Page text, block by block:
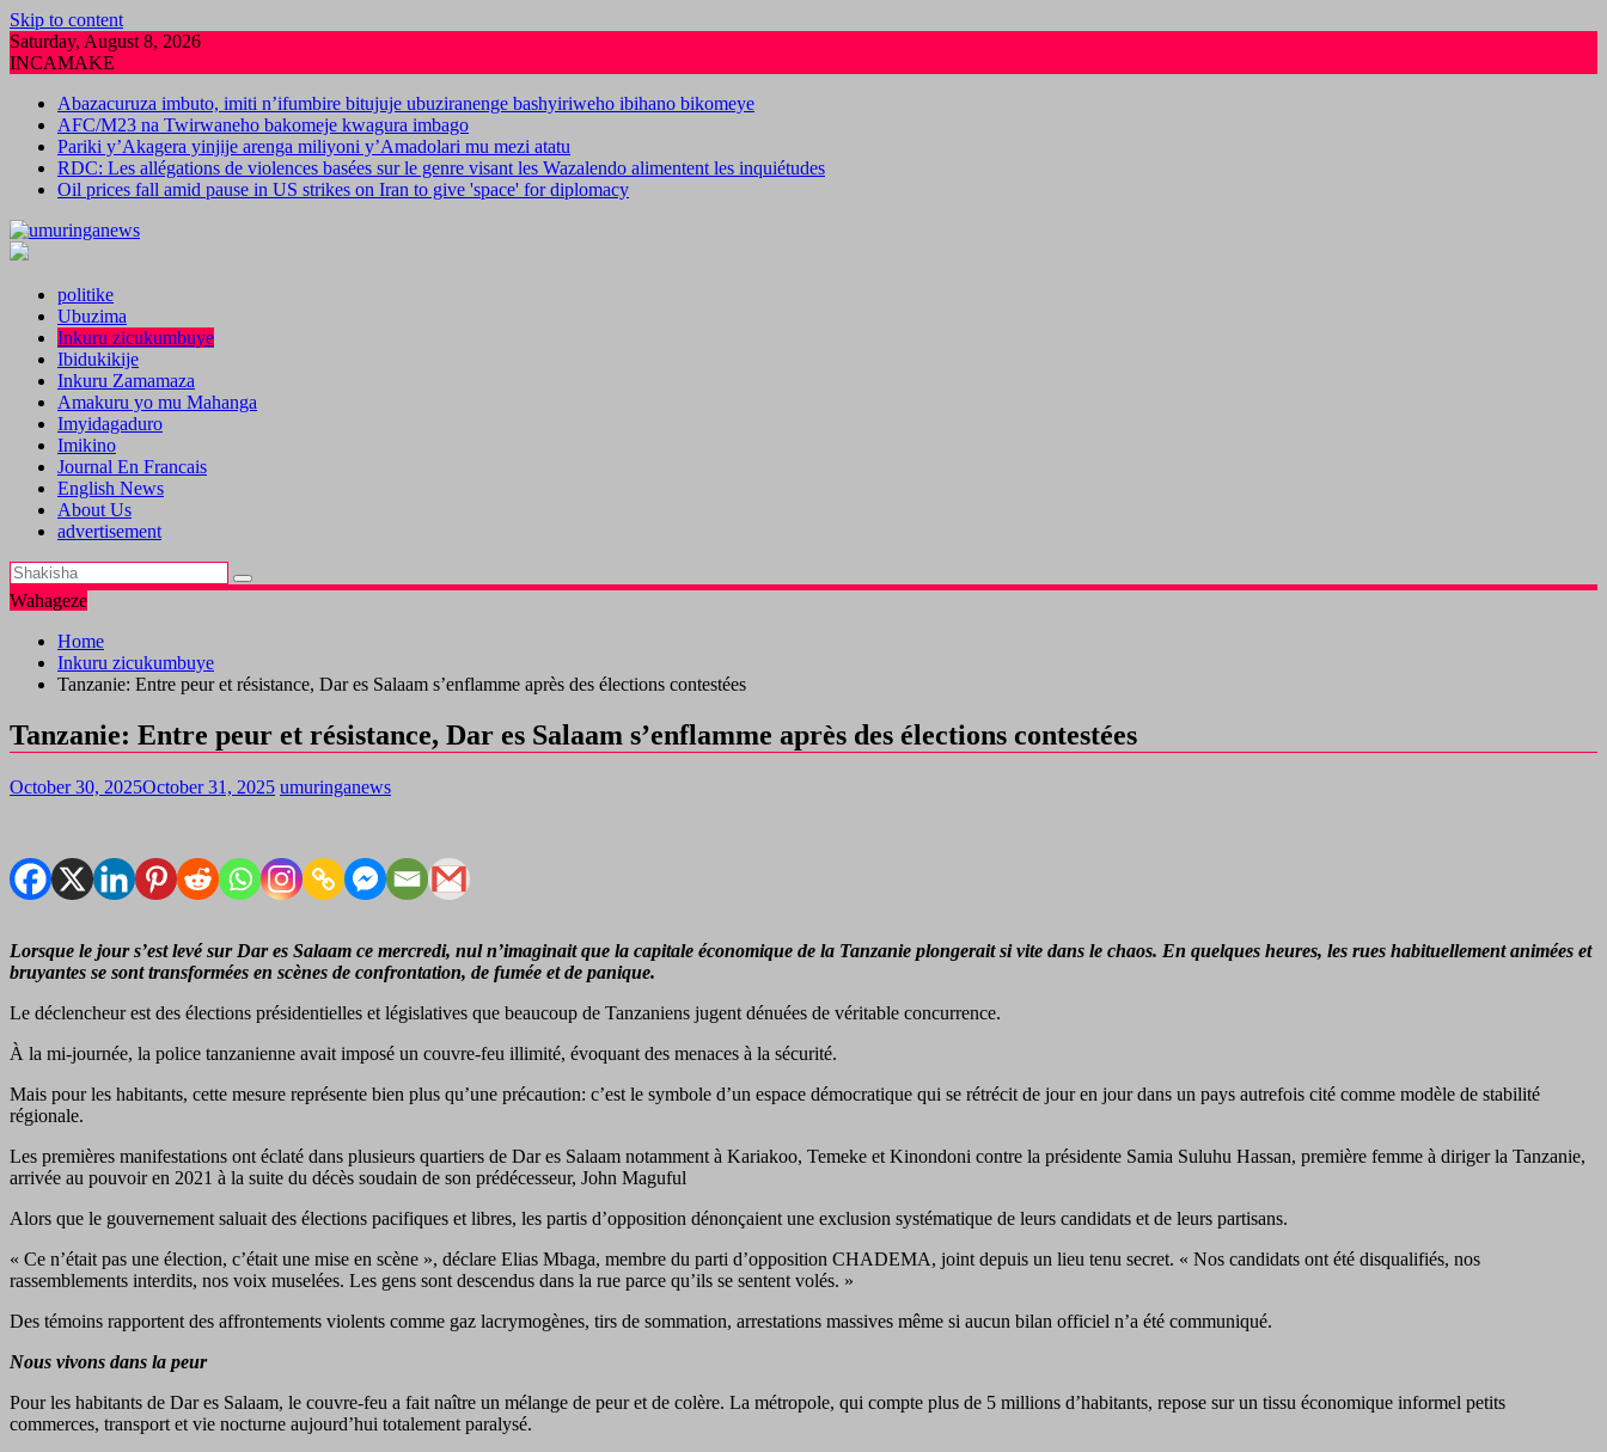
Skip to content
Saturday, August 8, 2026
INCAMAKE
Abazacuruza imbuto, imiti n’ifumbire bitujuje ubuziranenge bashyiriweho ibihano bikomeye
AFC/M23 na Twirwaneho bakomeje kwagura imbago
Pariki y’Akagera yinjije arenga miliyoni y’Amadolari mu mezi atatu
RDC: Les allégations de violences basées sur le genre visant les Wazalendo alimentent les inquiétudes
Oil prices fall amid pause in US strikes on Iran to give 'space' for diplomacy
politike
Ubuzima
Inkuru zicukumbuye
Ibidukikije
Inkuru Zamamaza
Amakuru yo mu Mahanga
Imyidagaduro
Imikino
Journal En Francais
English News
About Us
advertisement
Wahageze
Home
Inkuru zicukumbuye
Tanzanie: Entre peur et résistance, Dar es Salaam s’enflamme après des élections contestées
Tanzanie: Entre peur et résistance, Dar es Salaam s’enflamme après des élections contestées
October 30, 2025October 31, 2025 umuringanews
Lorsque le jour s’est levé sur Dar es Salaam ce mercredi, nul n’imaginait que la capitale économique de la Tanzanie plongerait si vite dans le chaos. En quelques heures, les rues habituellement animées et
bruyantes se sont transformées en scènes de confrontation, de fumée et de panique.
Le déclencheur est des élections présidentielles et législatives que beaucoup de Tanzaniens jugent dénuées de véritable concurrence.
À la mi-journée, la police tanzanienne avait imposé un couvre-feu illimité, évoquant des menaces à la sécurité.
Mais pour les habitants, cette mesure représente bien plus qu’une précaution: c’est le symbole d’un espace démocratique qui se rétrécit de jour en jour dans un pays autrefois cité comme modèle de stabilité
régionale.
Les premières manifestations ont éclaté dans plusieurs quartiers de Dar es Salaam notamment à Kariakoo, Temeke et Kinondoni contre la présidente Samia Suluhu Hassan, première femme à diriger la Tanzanie,
arrivée au pouvoir en 2021 à la suite du décès soudain de son prédécesseur, John Maguful
Alors que le gouvernement saluait des élections pacifiques et libres, les partis d’opposition dénonçaient une exclusion systématique de leurs candidats et de leurs partisans.
« Ce n’était pas une élection, c’était une mise en scène », déclare Elias Mbaga, membre du parti d’opposition CHADEMA, joint depuis un lieu tenu secret. « Nos candidats ont été disqualifiés, nos
rassemblements interdits, nos voix muselées. Les gens sont descendus dans la rue parce qu’ils se sentent volés. »
Des témoins rapportent des affrontements violents comme gaz lacrymogènes, tirs de sommation, arrestations massives même si aucun bilan officiel n’a été communiqué.
Nous vivons dans la peur
Pour les habitants de Dar es Salaam, le couvre-feu a fait naître un mélange de peur et de colère. La métropole, qui compte plus de 5 millions d’habitants, repose sur un tissu économique informel petits
commerces, transport et vie nocturne aujourd’hui totalement paralysé.